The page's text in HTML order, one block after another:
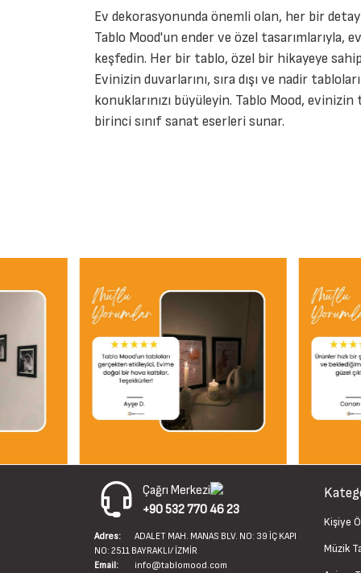
Ev dekorasyonunda önemli olan, her bir
Tablo Mood'un ender ve özel tasarımlarıyla,
keşfedin. Her bir tablo, özel bir hikayeye
Evinizin duvarlarını, sıra dışı ve nadir
konuklarınızı büyüleyin. Tablo Mood, evinizin
birinci sınıf sanat eserleri sunar.
Çağrı Merkezi
+90 532 770 46 23
Adres:
ADALET MAH. MANAS BLV. NO: 39 İÇ KAPI
NO: 2511 BAYRAKLI/ İZMİR
Email:
info@tablomood.com
Kişiye
Müzik